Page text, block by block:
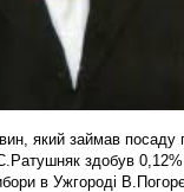
який займав посаду
здобув
в Ужгороді